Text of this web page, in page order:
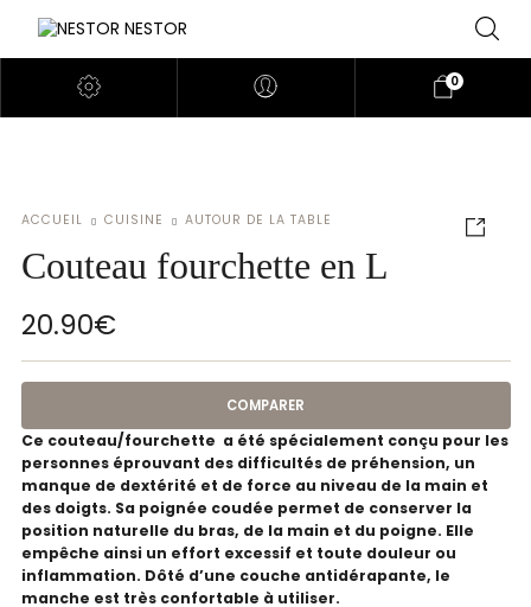
0
ACCUEIL CUISINE AUTOUR DE LA TABLE
Couteau fourchette en L
20.90€
Ce couteau/fourchette a été spécialement conçu pour les
personnes éprouvant des difficultés de préhension, un
manque de dextérité et de force au niveau de la main et
des doigts. Sa poignée coudée permet de conserver la
position naturelle du bras, de la main et du poigne. Elle
empêche ainsi un effort excessif et toute douleur ou
inflammation. Dôté d’une couche antidérapante, le
manche est très confortable à utiliser.
COMPARER